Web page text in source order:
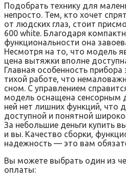
Подобрать технику для
непросто. Тем, кто хочет
от людских глаз, стоит
600 white. Благодаря
функциональности она
Несмотря на то, что модель
цена вытяжки вполне
Главная особенность
тихой работе, что
сном. С управлением
модель оснащена сенсорным
ней нет лишних функций, что
доступной и понятной
За небольшие деньги купить
и вы. Качество сборки,
надежность — это вам
Вы можете выбрать один из
оплаты: